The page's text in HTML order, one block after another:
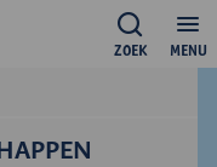
MENU
ZOEK